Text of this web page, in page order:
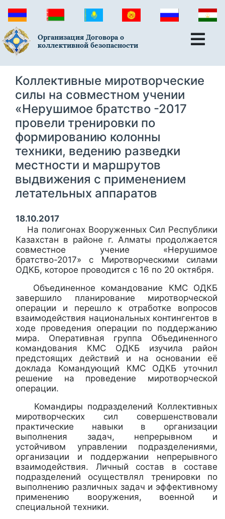
Организация Договора о
коллективной безопасности
Коллективные миротворческие
силы на совместном учении
«Нерушимое братство -2017
провели тренировки по
формированию колонны
техники, ведению разведки
местности и маршрутов
выдвижения с применением
летательных аппаратов
18.10.2017
На полигонах Вооруженных Сил Республики
Казахстан в районе г. Алматы продолжается
совместное учение «Нерушимое
братство-2017» с Миротворческими силами
ОДКБ, которое проводится с 16 по 20 октября.
Объединенное командование КМС ОДКБ
завершило планирование миротворческой
операции и перешло к отработке вопросов
взаимодействия национальных контингентов в
ходе проведения операции по поддержанию
мира. Оперативная группа Объединенного
командования КМС ОДКБ изучила район
предстоящих действий и на основании её
доклада Командующий КМС ОДКБ уточнил
решение на проведение миротворческой
операции.
Командиры подразделений Коллективных
миротворческих сил совершенствовали
практические навыки в организации
выполнения задач, непрерывном и
устойчивом управлении подразделениями,
организации и поддержании непрерывного
взаимодействия. Личный состав в составе
подразделений осуществлял тренировки по
выполнению различных задач и эффективному
применению вооружения, военной и
специальной техники.